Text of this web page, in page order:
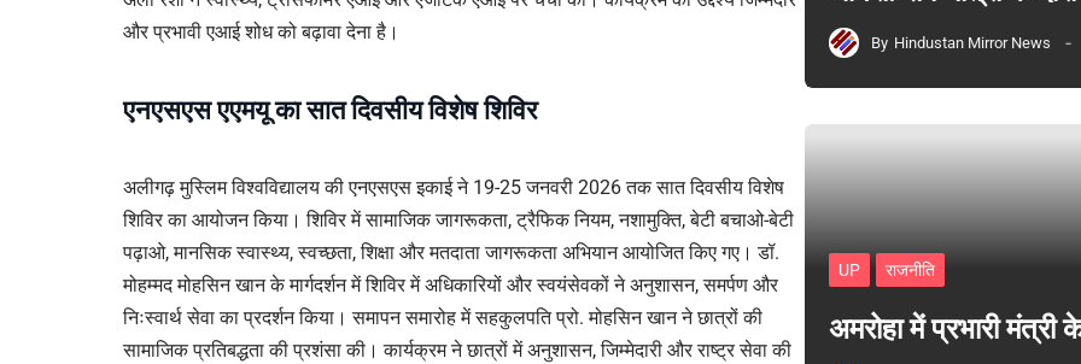
और प्रभावी एआई शोध को बढ़ावा देना है।
एनएसएस एएमयू का सात दिवसीय विशेष शिविर
अलीगढ़ मुस्लिम विश्वविद्यालय की एनएसएस इकाई ने 19-25 जनवरी 2026 तक सात दिवसीय विशेष
शिविर का आयोजन किया। शिविर में सामाजिक जागरूकता, ट्रैफिक नियम, नशामुक्ति, बेटी बचाओ-बेटी
पढ़ाओ, मानसिक स्वास्थ्य, स्वच्छता, शिक्षा और मतदाता जागरूकता अभियान आयोजित किए गए। डॉ.
मोहम्मद मोहसिन खान के मार्गदर्शन में शिविर में अधिकारियों और स्वयंसेवकों ने अनुशासन, समर्पण और
निःस्वार्थ सेवा का प्रदर्शन किया। समापन समारोह में सहकुलपति प्रो. मोहसिन खान ने छात्रों की
सामाजिक प्रतिबद्धता की प्रशंसा की। कार्यक्रम ने छात्रों में अनुशासन, जिम्मेदारी और राष्ट्र सेवा की
By Hindustan Mirror News
UP राजनीति
अमरोहा में प्रभारी